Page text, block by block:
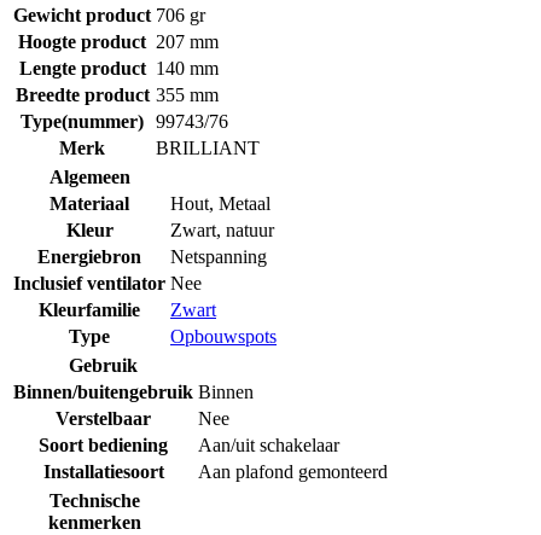
Gewicht product 706 gr
Hoogte product 207 mm
Lengte product 140 mm
Breedte product 355 mm
Type(nummer) 99743/76
Merk
BRILLIANT
Algemeen
Materiaal
Hout, Metaal
Kleur
Zwart, natuur
Energiebron
Netspanning
Inclusief ventilator Nee
Kleurfamilie
Zwart
Type
Opbouwspots
Gebruik
Binnen/buitengebruik Binnen
Verstelbaar
Nee
Soort bediening
Aan/uit schakelaar
Installatiesoort
Aan plafond gemonteerd
Technische
kenmerken